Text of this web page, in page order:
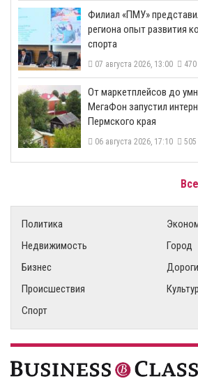
​Филиал «ПМУ»
региона опыт развития
спорта
07 августа 2026, 13:00 470
От маркетплейсов до
МегаФон запустил
Пермского края
06 августа 2026, 17:10 505
Политика
Недвижимость
Город
Бизнес
Происшествия
Спорт